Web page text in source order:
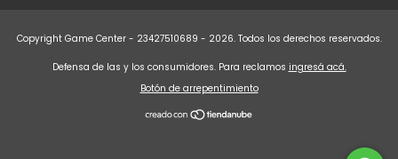
Copyright Game Center - 23427510689 - 2026. Todos los derechos reservados.
Defensa de las y los consumidores. Para reclamos ingresá acá.
Botón de arrepentimiento